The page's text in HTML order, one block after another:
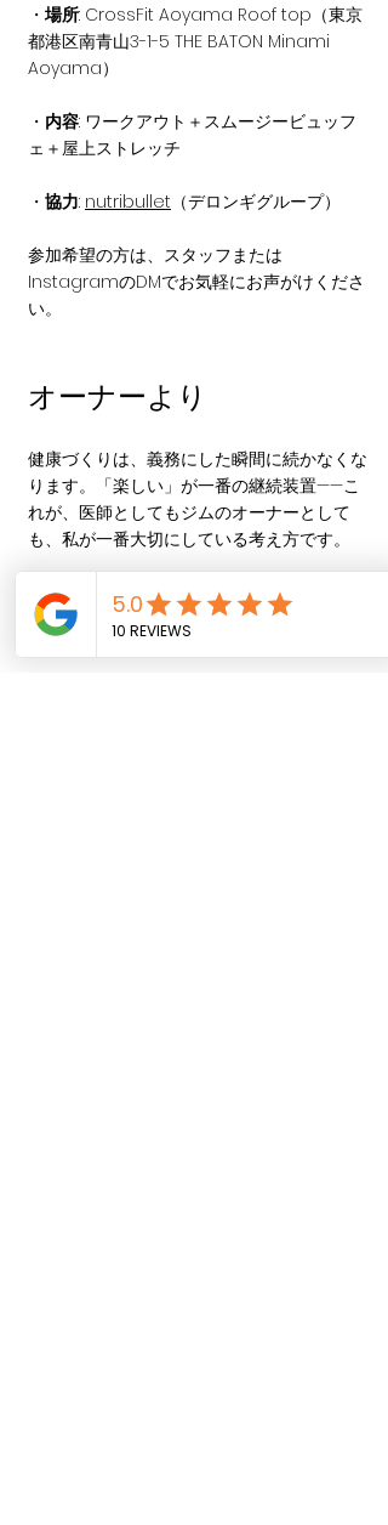
・ 場所: CrossFit Aoyama Roof top（東京
都港区南青山3-1-5 THE BATON Minami
Aoyama）
・ 内容: ワークアウト＋スムージービュッフ
ェ＋屋上ストレッチ
・ 協力: nutribullet （デロンギグループ）
参加希望の方は、スタッフまたは
InstagramのDMでお気軽にお声がけくださ
い。
オーナーより
健康づくりは、義務にした瞬間に続かなくな
ります。「楽しい」が一番の継続装置——こ
れが、医師としてもジムのオーナーとして
も、私が一番大切にしている考え方です。
金曜の夜、屋上で飲むできたてのスムージ
ー。私も今から楽しみです。